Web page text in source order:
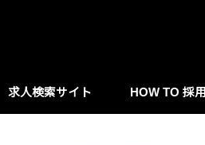
求人検索サイト HOW TO 採用